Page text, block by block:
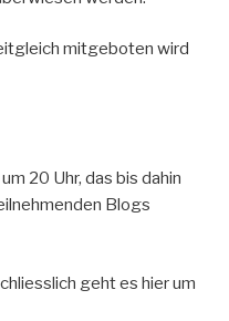
mitgeboten wird
20 Uhr, das bis dahin
Blogs
geht es hier um